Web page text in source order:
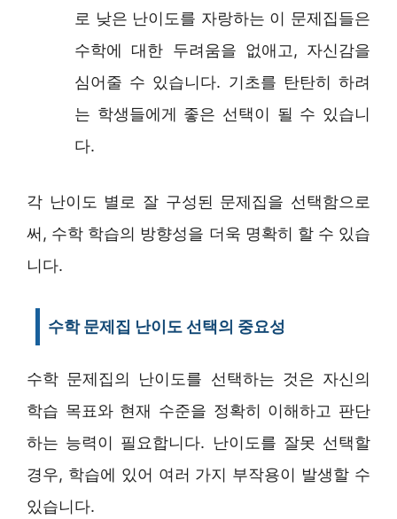
로 낮은 난이도를 자랑하는 이 문제집들은
수학에 대한 두려움을 없애고, 자신감을
심어줄 수 있습니다. 기초를 탄탄히 하려
는 학생들에게 좋은 선택이 될 수 있습니
다.
각 난이도 별로 잘 구성된 문제집을 선택함으로
써, 수학 학습의 방향성을 더욱 명확히 할 수 있습
니다.
수학 문제집 난이도 선택의 중요성
수학 문제집의 난이도를 선택하는 것은 자신의
학습 목표와 현재 수준을 정확히 이해하고 판단
하는 능력이 필요합니다. 난이도를 잘못 선택할
경우, 학습에 있어 여러 가지 부작용이 발생할 수
있습니다.